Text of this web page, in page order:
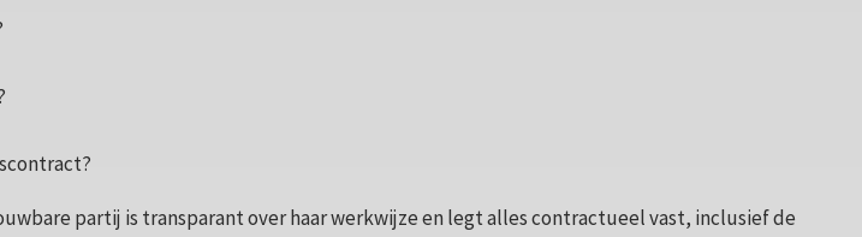
partij is transparant over haar werkwijze en legt alles contractueel vast, inclusief de